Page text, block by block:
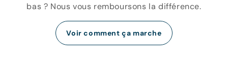
bas ? Nous vous remboursons la différence.
Voir comment ça marche